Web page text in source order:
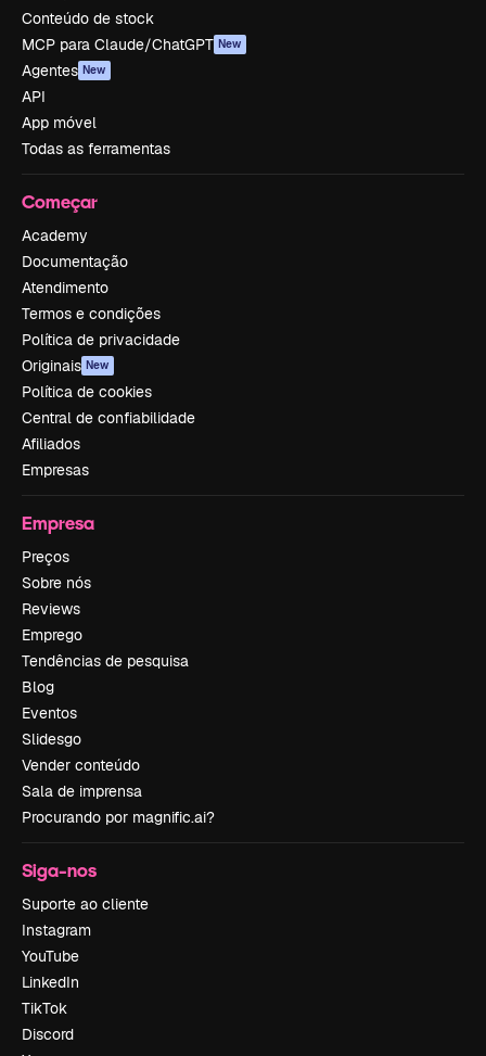
Conteúdo de stock
MCP para Claude/ChatGPT New
Agentes New
API
App móvel
Todas as ferramentas
Começar
Academy
Documentação
Atendimento
Termos e condições
Política de privacidade
Originais New
Política de cookies
Central de confiabilidade
Afiliados
Empresas
Empresa
Preços
Sobre nós
Reviews
Emprego
Tendências de pesquisa
Blog
Eventos
Slidesgo
Vender conteúdo
Sala de imprensa
Procurando por magnific.ai?
Siga-nos
Suporte ao cliente
Instagram
YouTube
LinkedIn
TikTok
Discord